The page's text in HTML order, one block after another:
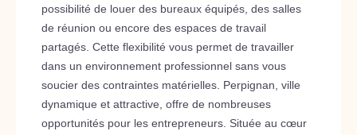
possibilité de louer des bureaux équipés, des salles
de réunion ou encore des espaces de travail
partagés. Cette flexibilité vous permet de travailler
dans un environnement professionnel sans vous
soucier des contraintes matérielles. Perpignan, ville
dynamique et attractive, offre de nombreuses
opportunités pour les entrepreneurs. Située au cœur